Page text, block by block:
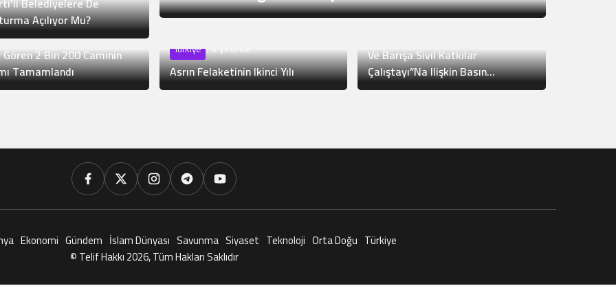
Açılıyor Mu?
2 yıl önce
Etkilediği 11 Ilde
2 Bin 200 Caminin
Tamamlandı
Türkiye 2 yıl önce
Asrın Felaketinin Ikinci Yılı
Türkiye 2 yıl önce
Ve Barışa Sivil Katkılar
Çalıştayı”Na Ilişkin Basın
Toplantısı
Ekonomi Gündem İslam Dünyası Savunma Siyaset Teknoloji Orta Doğu Türkiye
© Telif Hakkı 2026, Tüm Hakları Saklıdır